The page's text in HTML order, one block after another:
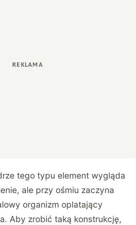
tego typu element wygląda
ale przy ośmiu zaczyna
organizm oplatający
Aby zrobić taką konstrukcję,